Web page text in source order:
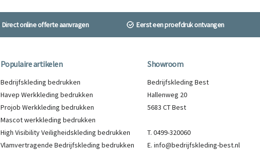
Direct online offerte aanvragen Eerst een proefdruk ontvangen
Populaire artikelen
Bedrijfskleding bedrukken
Havep Werkkleding bedrukken
Projob Werkkleding bedrukken
Mascot werkkleding bedrukken
High Visibility Veiligheidskleding bedrukken
Vlamvertragende Bedrijfskleding bedrukken
Showroom
Bedrijfskleding Best
Hallenweg 20
5683 CT Best
T. 0499-320060
E. info@bedrijfskleding-best.nl